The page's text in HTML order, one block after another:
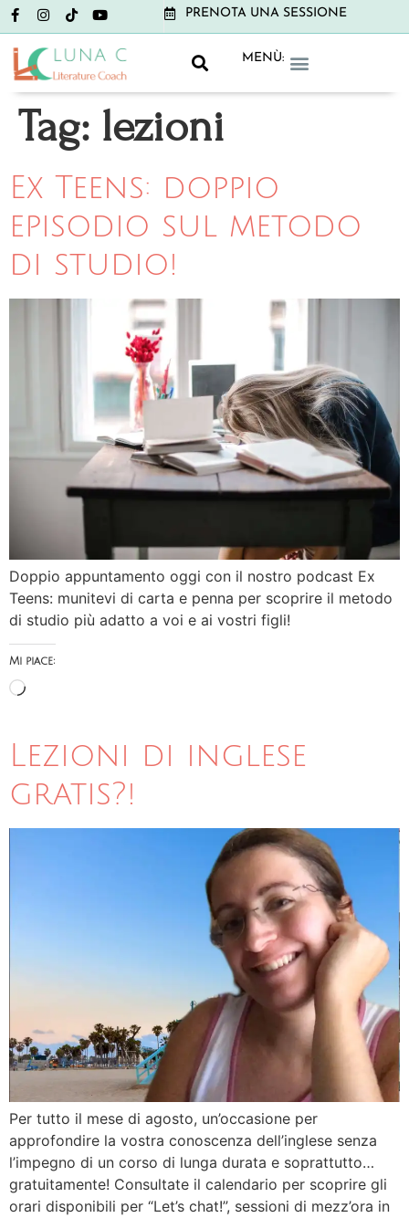
PRENOTA UNA SESSIONE
MENÙ:
Tag: lezioni
Ex Teens: doppio
episodio sul metodo
di studio!
Doppio appuntamento oggi con il nostro podcast Ex
Teens: munitevi di carta e penna per scoprire il metodo
di studio più adatto a voi e ai vostri figli!
Mi piace:
Lezioni di inglese
gratis?!
Per tutto il mese di agosto, un’occasione per
approfondire la vostra conoscenza dell’inglese senza
l’impegno di un corso di lunga durata e soprattutto…
gratuitamente! Consultate il calendario per scoprire gli
orari disponibili per “Let’s chat!”, sessioni di mezz’ora in